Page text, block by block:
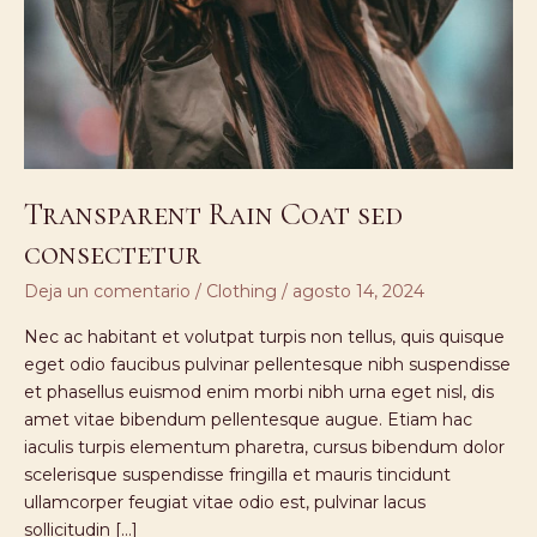
Transparent Rain Coat sed
consectetur
Deja un comentario / Clothing / agosto 14, 2024
Nec ac habitant et volutpat turpis non tellus, quis quisque
eget odio faucibus pulvinar pellentesque nibh suspendisse
et phasellus euismod enim morbi nibh urna eget nisl, dis
amet vitae bibendum pellentesque augue. Etiam hac
iaculis turpis elementum pharetra, cursus bibendum dolor
scelerisque suspendisse fringilla et mauris tincidunt
ullamcorper feugiat vitae odio est, pulvinar lacus
sollicitudin […]